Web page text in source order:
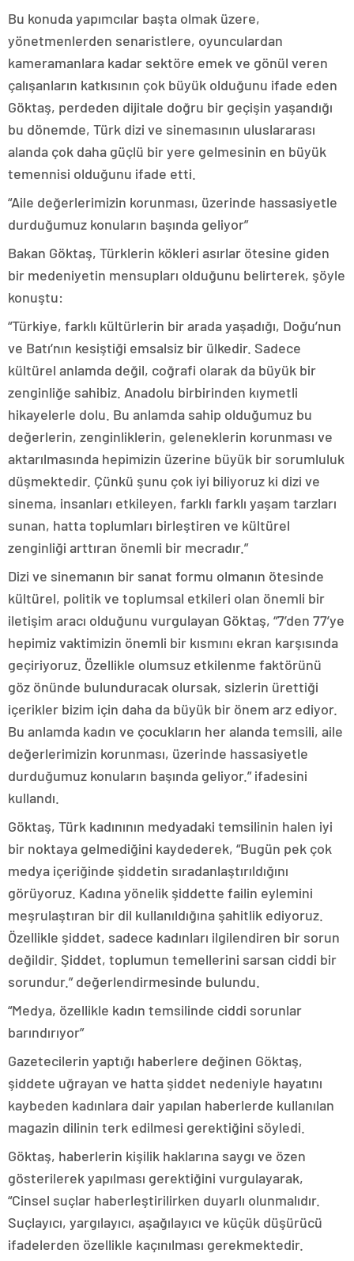
Bu konuda yapımcılar başta olmak üzere,
yönetmenlerden senaristlere, oyunculardan
kameramanlara kadar sektöre emek ve gönül veren
çalışanların katkısının çok büyük olduğunu ifade eden
Göktaş, perdeden dijitale doğru bir geçişin yaşandığı
bu dönemde, Türk dizi ve sinemasının uluslararası
alanda çok daha güçlü bir yere gelmesinin en büyük
temennisi olduğunu ifade etti.
“Aile değerlerimizin korunması, üzerinde hassasiyetle
durduğumuz konuların başında geliyor”
Bakan Göktaş, Türklerin kökleri asırlar ötesine giden
bir medeniyetin mensupları olduğunu belirterek, şöyle
konuştu:
“Türkiye, farklı kültürlerin bir arada yaşadığı, Doğu’nun
ve Batı’nın kesiştiği emsalsiz bir ülkedir. Sadece
kültürel anlamda değil, coğrafi olarak da büyük bir
zenginliğe sahibiz. Anadolu birbirinden kıymetli
hikayelerle dolu. Bu anlamda sahip olduğumuz bu
değerlerin, zenginliklerin, geleneklerin korunması ve
aktarılmasında hepimizin üzerine büyük bir sorumluluk
düşmektedir. Çünkü şunu çok iyi biliyoruz ki dizi ve
sinema, insanları etkileyen, farklı farklı yaşam tarzları
sunan, hatta toplumları birleştiren ve kültürel
zenginliği arttıran önemli bir mecradır.”
Dizi ve sinemanın bir sanat formu olmanın ötesinde
kültürel, politik ve toplumsal etkileri olan önemli bir
iletişim aracı olduğunu vurgulayan Göktaş, “7’den 77’ye
hepimiz vaktimizin önemli bir kısmını ekran karşısında
geçiriyoruz. Özellikle olumsuz etkilenme faktörünü
göz önünde bulunduracak olursak, sizlerin ürettiği
içerikler bizim için daha da büyük bir önem arz ediyor.
Bu anlamda kadın ve çocukların her alanda temsili, aile
değerlerimizin korunması, üzerinde hassasiyetle
durduğumuz konuların başında geliyor.” ifadesini
kullandı.
Göktaş, Türk kadınının medyadaki temsilinin halen iyi
bir noktaya gelmediğini kaydederek, “Bugün pek çok
medya içeriğinde şiddetin sıradanlaştırıldığını
görüyoruz. Kadına yönelik şiddette failin eylemini
meşrulaştıran bir dil kullanıldığına şahitlik ediyoruz.
Özellikle şiddet, sadece kadınları ilgilendiren bir sorun
değildir. Şiddet, toplumun temellerini sarsan ciddi bir
sorundur.” değerlendirmesinde bulundu.
“Medya, özellikle kadın temsilinde ciddi sorunlar
barındırıyor”
Gazetecilerin yaptığı haberlere değinen Göktaş,
şiddete uğrayan ve hatta şiddet nedeniyle hayatını
kaybeden kadınlara dair yapılan haberlerde kullanılan
magazin dilinin terk edilmesi gerektiğini söyledi.
Göktaş, haberlerin kişilik haklarına saygı ve özen
gösterilerek yapılması gerektiğini vurgulayarak,
“Cinsel suçlar haberleştirilirken duyarlı olunmalıdır.
Suçlayıcı, yargılayıcı, aşağılayıcı ve küçük düşürücü
ifadelerden özellikle kaçınılması gerekmektedir.